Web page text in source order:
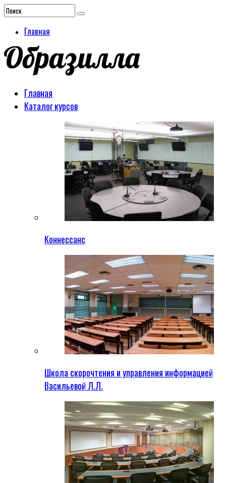
Главная
Главная
Каталог курсов
Коннессанс
Школа скорочтения и управления информацией
Васильевой Л.Л.